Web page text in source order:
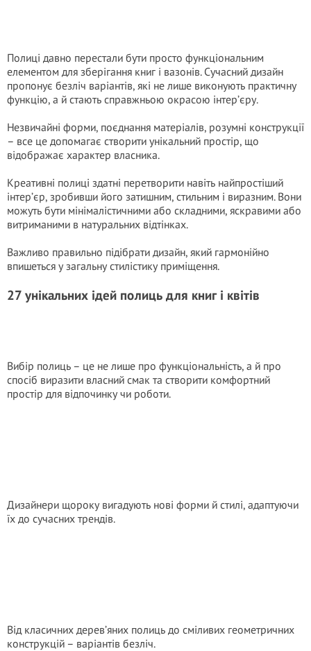
Полиці давно перестали бути просто функціональним
елементом для зберігання книг і вазонів. Сучасний дизайн
пропонує безліч варіантів, які не лише виконують практичну
функцію, а й стають справжньою окрасою інтер’єру.
Незвичайні форми, поєднання матеріалів, розумні конструкції
– все це допомагає створити унікальний простір, що
відображає характер власника.
Креативні полиці здатні перетворити навіть найпростіший
інтер’єр, зробивши його затишним, стильним і виразним. Вони
можуть бути мінімалістичними або складними, яскравими або
витриманими в натуральних відтінках.
Важливо правильно підібрати дизайн, який гармонійно
впишеться у загальну стилістику приміщення.
27 унікальних ідей полиць для книг і квітів
Вибір полиць – це не лише про функціональність, а й про
спосіб виразити власний смак та створити комфортний
простір для відпочинку чи роботи.
Дизайнери щороку вигадують нові форми й стилі, адаптуючи
їх до сучасних трендів.
Від класичних дерев’яних полиць до сміливих геометричних
конструкцій – варіантів безліч.